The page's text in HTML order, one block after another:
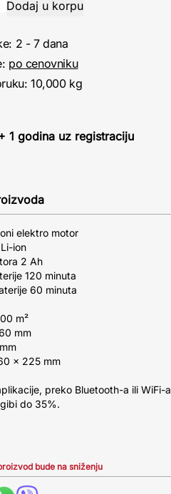
2 - 7 dana
po cenovniku
10,000 kg
1 godina uz registraciju
elektro motor
ion
2 Ah
120 minuta
60 minuta
m²
mm
x 225 mm
preko Bluetooth-a ili WiFi-a
do 35%.
bude na sniženju